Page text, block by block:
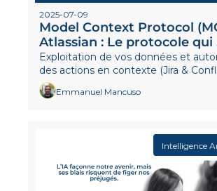
2025-07-09
Model Context Protocol
Atlassian : Le protocole qui
connecte vos IA à Jira et
Exploitation de vos données et
des actions en contexte (Jira &
Emmanuel Mancuso
Intelligence